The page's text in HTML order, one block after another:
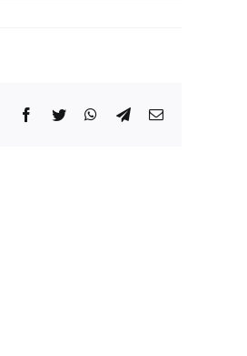
Facebook
Twitter WhatsApp
TelegramCorreo